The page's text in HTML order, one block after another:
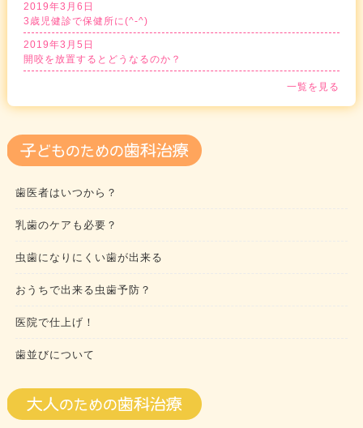
2019年3月6日
3歳児健診で保健所に(^-^)
2019年3月5日
開咬を放置するとどうなるのか？
一覧を見る
歯医者はいつから？
乳歯のケアも必要？
虫歯になりにくい歯が出来る
おうちで出来る虫歯予防？
医院で仕上げ！
歯並びについて